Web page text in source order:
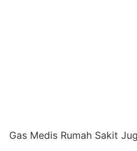
Gas Medis Rumah Sakit